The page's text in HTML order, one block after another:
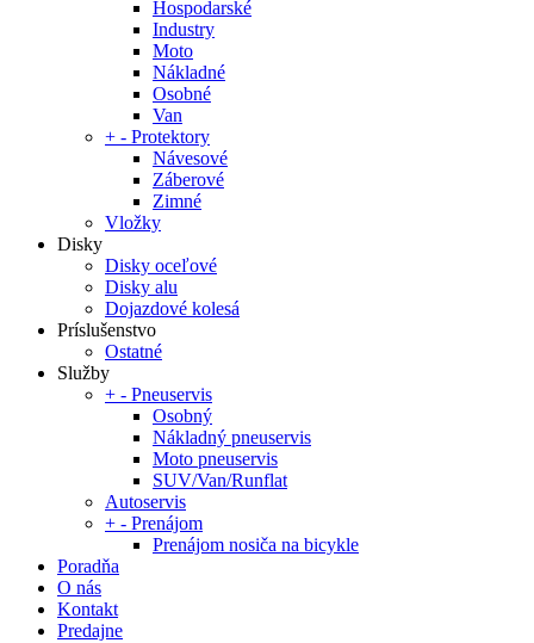
Hospodarské
Industry
Moto
Nákladné
Osobné
Van
+ - Protektory
Návesové
Záberové
Zimné
Vložky
Disky
Disky oceľové
Disky alu
Dojazdové kolesá
Príslušenstvo
Ostatné
Služby
+ - Pneuservis
Osobný
Nákladný pneuservis
Moto pneuservis
SUV/Van/Runflat
Autoservis
+ - Prenájom
Prenájom nosiča na bicykle
Poradňa
O nás
Kontakt
Predajne